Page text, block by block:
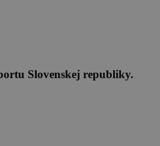
Slovenskej republiky.